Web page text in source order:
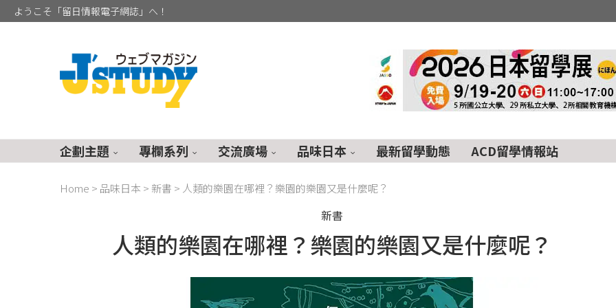
ようこそ「留日情報電子網誌」へ！
企劃主題 專欄系列 交流廣場 品味日本 最新留學動態 ACD留學情報站
Home > 品味日本 > 新書 > 人類的樂園在哪裡？樂園的樂園又是什麼呢？
新書
人類的樂園在哪裡？樂園的樂園又是什麼呢？